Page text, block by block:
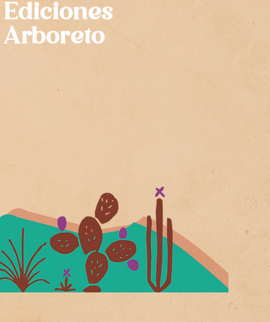
Ediciones
Arboreto